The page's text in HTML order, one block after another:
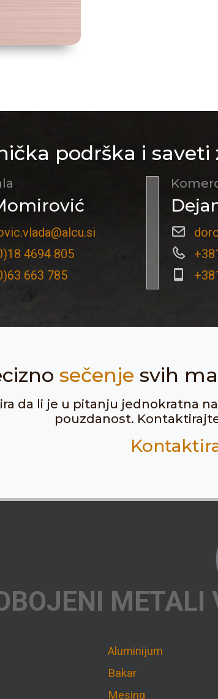
podrška i
4694 805
663 785
sečenje svih
da li je u pitanju jednokratna
pouzdanost.
METALI
Aluminijum
Bakar
Mesing